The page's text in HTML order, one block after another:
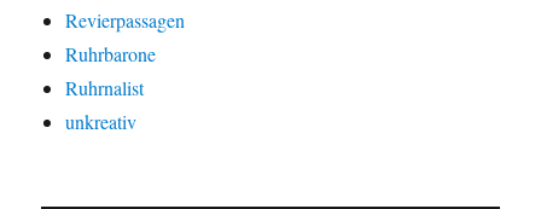
Revierpassagen
Ruhrbarone
Ruhrnalist
unkreativ